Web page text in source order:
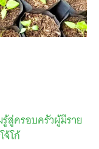
สู่ครอบครัวผู้มีราย
จ้โก้